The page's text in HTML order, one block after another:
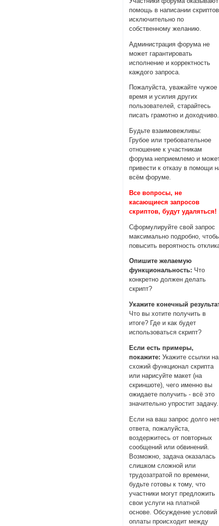
помощь в написании скриптов
исключительно по
собственному желанию.
Администрация форума не
может гарантировать
исполнение и корректность
каждого запроса.
Пожалуйста, уважайте чужое
время и усилия других
пользователей, старайтесь
писать грамотно и доходчиво.
Будьте взаимовежливы:
Грубое или требовательное
отношение к участникам
форума неприемлемо и
привести к отказу в помощи
всём форуме.
Все вопросы, не
касающиеся запросов
скриптов, будут удаляться!
Сформулируйте свой запрос
максимально подробно,
повысить вероятность
Опишите желаемую
функциональность: Что
конкретно должен делать
скрипт?
Укажите конечный
Что вы хотите получить в
итоге? Где и как будет
использоваться скрипт?
Если есть примеры,
покажите: Укажите ссылки на
схожий функционал скрипта
или нарисуйте макет (на
скриншоте), чего именно вы
ожидаете получить - всё это
значительно упростит задачу.
Если на ваш запрос долго
ответа, пожалуйста,
воздержитесь от повторных
сообщений или обвинений.
Возможно, задача оказалась
слишком сложной или
трудозатратой по времени,
будьте готовы к тому, что
участники могут предложить
свои услуги на платной
основе. Обсуждение условий
оплаты происходит между